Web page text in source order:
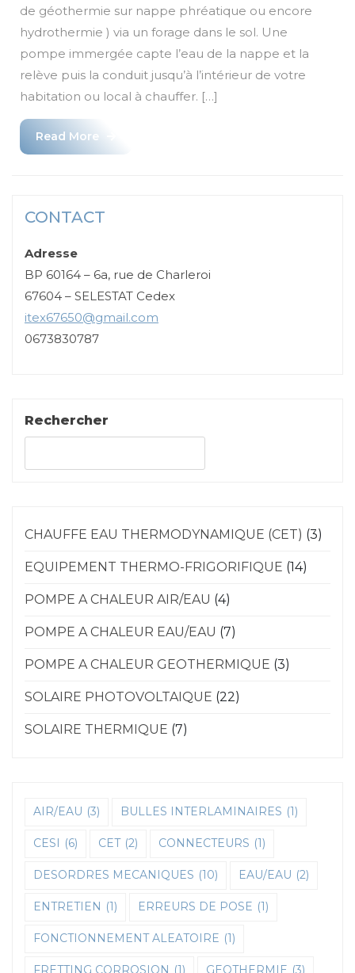
de géothermie sur nappe phréatique ou encore
hydrothermie ) via un forage dans le sol. Une
pompe immergée capte l’eau de la nappe et la
relève puis la conduit jusqu’à l’intérieur de votre
habitation ou local à chauffer. […]
Read More
More
CONTACT
Adresse
BP 60164 – 6a, rue de Charleroi
67604 – SELESTAT Cedex
itex67650@gmail.com
0673830787
Rechercher
CHAUFFE EAU THERMODYNAMIQUE (CET) (3)
EQUIPEMENT THERMO-FRIGORIFIQUE (14)
POMPE A CHALEUR AIR/EAU (4)
POMPE A CHALEUR EAU/EAU (7)
POMPE A CHALEUR GEOTHERMIQUE (3)
SOLAIRE PHOTOVOLTAIQUE (22)
SOLAIRE THERMIQUE (7)
AIR/EAU (3) BULLES INTERLAMINAIRES (1)
CESI (6) CET (2) CONNECTEURS (1)
DESORDRES MECANIQUES (10) EAU/EAU (2)
ENTRETIEN (1) ERREURS DE POSE (1)
FONCTIONNEMENT ALEATOIRE (1)
FRETTING CORROSION (1) GEOTHERMIE (3)